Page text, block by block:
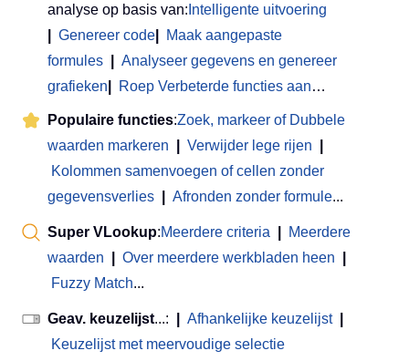
analyse op basis van: Intelligente uitvoering
Genereer code
Maak aangepaste
formules
Analyseer gegevens en genereer
grafieken
Roep Verbeterde functies aan…
Populaire functies:Zoek, markeer of Dubbele
waarden markeren
Verwijder lege rijen
Kolommen samenvoegen of cellen zonder
gegevensverlies
Afronden zonder formule...
Super VLookup:Meerdere criteria
Meerdere
waarden
Over meerdere werkbladen heen
Fuzzy Match...
Geav. keuzelijst...: Afhankelijke keuzelijst
Keuzelijst met meervoudige selectie